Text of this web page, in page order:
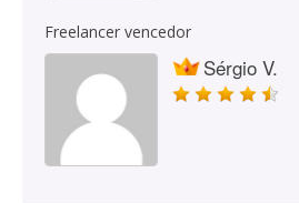
Freelancer vencedor
Sérgio V.